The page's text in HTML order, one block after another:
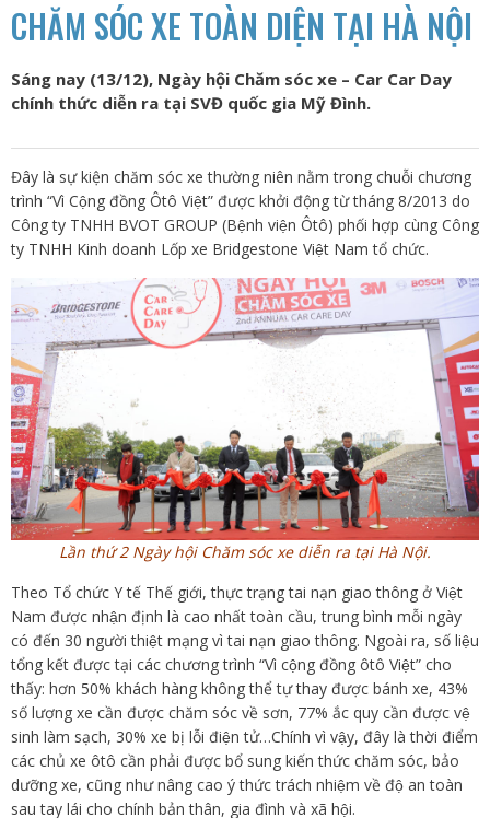
CHĂM SÓC XE TOÀN DIỆN TẠI HÀ NỘI
Sáng nay (13/12), Ngày hội Chăm sóc xe – Car Car Day
chính thức diễn ra tại SVĐ quốc gia Mỹ Đình.
Đây là sự kiện chăm sóc xe thường niên nằm trong chuỗi chương
trình “Vì Cộng đồng Ôtô Việt” được khởi động từ tháng 8/2013 do
Công ty TNHH BVOT GROUP (Bệnh viện Ôtô) phối hợp cùng Công
ty TNHH Kinh doanh Lốp xe Bridgestone Việt Nam tổ chức.
Lần thứ 2 Ngày hội Chăm sóc xe diễn ra tại Hà Nội.
Theo Tổ chức Y tế Thế giới, thực trạng tai nạn giao thông ở Việt
Nam được nhận định là cao nhất toàn cầu, trung bình mỗi ngày
có đến 30 người thiệt mạng vì tai nạn giao thông. Ngoài ra, số liệu
tổng kết được tại các chương trình “Vì cộng đồng ôtô Việt” cho
thấy: hơn 50% khách hàng không thể tự thay được bánh xe, 43%
số lượng xe cần được chăm sóc về sơn, 77% ắc quy cần được vệ
sinh làm sạch, 30% xe bị lỗi điện tử…Chính vì vậy, đây là thời điểm
các chủ xe ôtô cần phải được bổ sung kiến thức chăm sóc, bảo
dưỡng xe, cũng như nâng cao ý thức trách nhiệm về độ an toàn
sau tay lái cho chính bản thân, gia đình và xã hội.